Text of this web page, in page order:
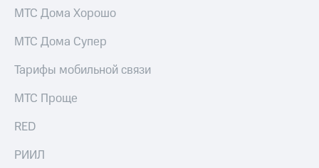
и акционерам
Корпоративное
управление
Корпоративный
секретарь
информации
МТС Дома Хорошо
МТС Дома Супер
Тарифы мобильной связи
МТС Проще
RED
РИИЛ